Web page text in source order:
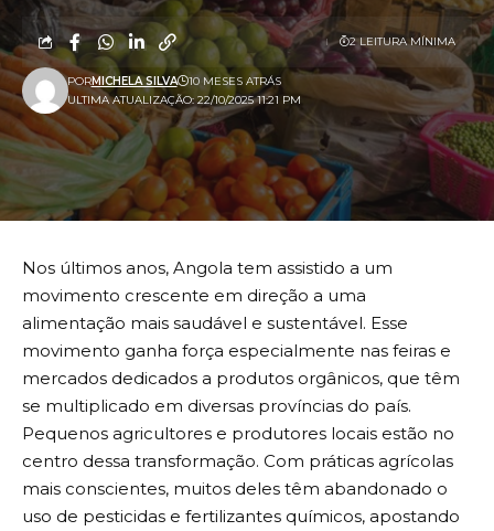
ULTIMA ATUALIZAÇÃO: 22/10/2025 11:21 PM
PORMICHELA SILVA 10 MESES ATRÁS
2 LEITURA MÍNIMA
Nos últimos anos, Angola tem assistido a um
movimento crescente em direção a uma
alimentação mais saudável e sustentável. Esse
movimento ganha força especialmente nas feiras e
mercados dedicados a produtos orgânicos, que têm
se multiplicado em diversas províncias do país.
Pequenos agricultores e produtores locais estão no
centro dessa transformação. Com práticas agrícolas
mais conscientes, muitos deles têm abandonado o
uso de pesticidas e fertilizantes químicos, apostando